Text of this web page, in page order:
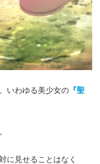
いわゆる美少女の 『聖
に見せることはなく